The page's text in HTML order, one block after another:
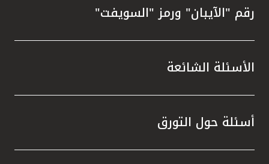
رقم "الآيبان" ورمز "السويفت"
الأسئلة الشائعة
أسئلة حول التورق